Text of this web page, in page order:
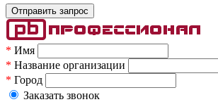
* Имя
* Название организации
* Город
Заказать звонок